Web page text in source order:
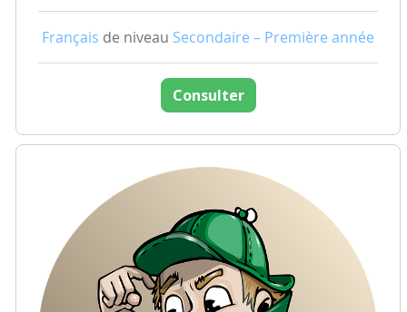
Français de niveau Secondaire – Première année
Consulter